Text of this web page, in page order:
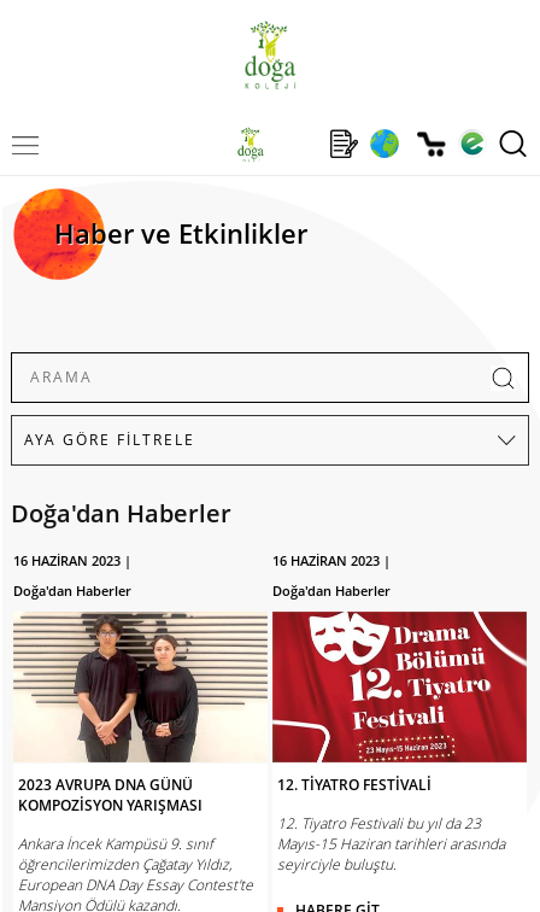
Haber ve Etkinlikler
Doğa'dan Haberler
16 HAZİRAN 2023 |
Doğa'dan Haberler
2023 AVRUPA DNA GÜNÜ
KOMPOZİSYON YARIŞMASI
Ankara İncek Kampüsü 9. sınıf
öğrencilerimizden Çağatay Yıldız,
European DNA Day Essay Contest'te
Mansiyon Ödülü kazandı.
16 HAZİRAN 2023 |
Doğa'dan Haberler
12. TİYATRO FESTİVALİ
12. Tiyatro Festivali bu yıl da 23
Mayıs-15 Haziran tarihleri arasında
seyirciyle buluştu.